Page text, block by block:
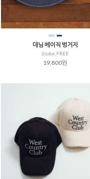
데님 베이직 벙거지
2color, FREE
19,800원